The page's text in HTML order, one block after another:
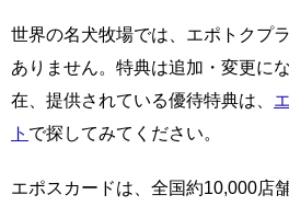
世界の名犬牧場では、エポトクプ
ありません。特典は追加・変更に
在、提供されている優待特典は、
ト で探してみてください。
エポスカードは、全国約10,000店